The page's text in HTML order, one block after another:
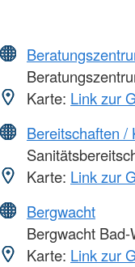
Karte: Link zur
Bereitschaften /
Karte: Link zur
Bergwacht
Bergwacht
Karte: Link zur